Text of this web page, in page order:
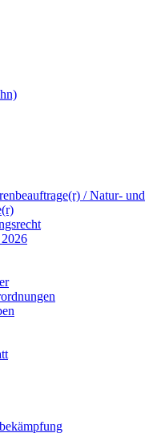
/ Natur- und